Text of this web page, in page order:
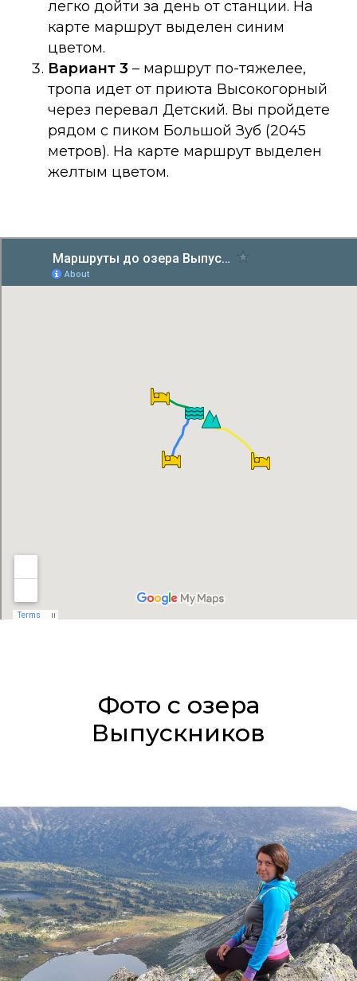
легко дойти за день от станции. На
карте маршрут выделен синим
цветом.
Вариант 3 – маршрут по-тяжелее,
тропа идет от приюта Высокогорный
через перевал Детский. Вы пройдете
рядом с пиком Большой Зуб (2045
метров). На карте маршрут выделен
желтым цветом.
Фото с озера
Выпускников